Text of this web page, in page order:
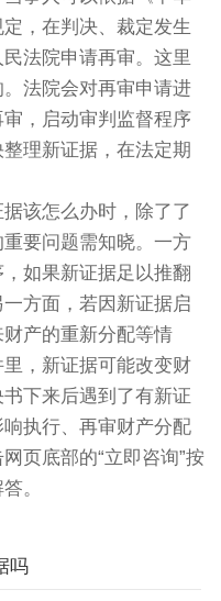
，在判决、裁定发生
法院申请再审。这里
法院会对再审申请进
，启动审判监督程序
理新证据，在法定期
该怎么办时，除了了
要问题需知晓。一方
如果新证据足以推翻
方面，若因新证据启
产的重新分配等情
，新证据可能改变财
下来后遇到了有新证
执行、再审财产分配
页底部的“立即咨询”按
。
吗